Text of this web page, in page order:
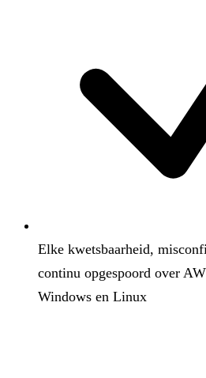
Elke kwetsbaarheid,
continu opgespoord over
Windows en Linux